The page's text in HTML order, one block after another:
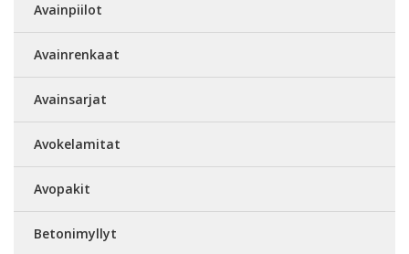
Avainpiilot
Avainrenkaat
Avainsarjat
Avokelamitat
Avopakit
Betonimyllyt